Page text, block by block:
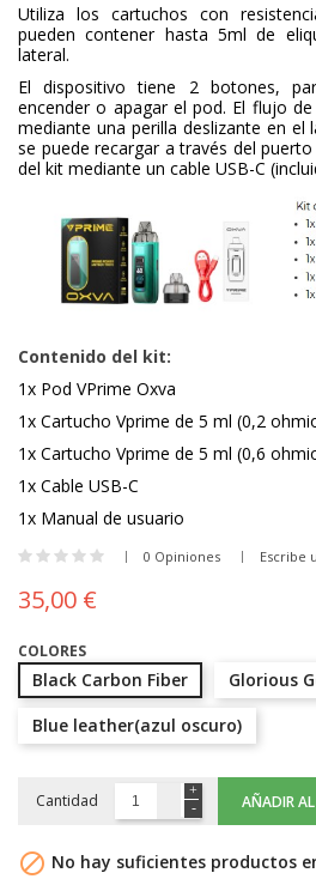
Utiliza los cartuchos con
pueden contener hasta 5ml de
lateral.
El dispositivo tiene 2 botones,
encender o apagar el pod. El flujo
mediante una perilla deslizante en el
se puede recargar a través del
del kit mediante un cable USB-C
Contenido del kit:
1x Pod VPrime Oxva
1x Cartucho Vprime de 5 ml (0,2
1x Cartucho Vprime de 5 ml (0,6
1x Cable USB-C
1x Manual de usuario
0 Opiniones Escribe
35,00 €
COLORES
Black Carbon Fiber
Glorious
Blue leather(azul oscuro)
Cantidad AÑADIR
 No hay suficientes productos